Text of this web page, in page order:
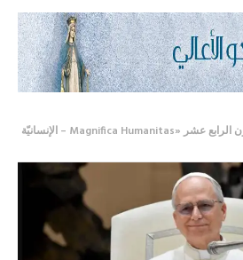
رسالة البابا لاون الرابع عشر «Magnifica Humanitas – الإنسانيّة